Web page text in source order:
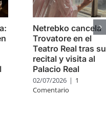
Netrebko cancela
Trovatore en el
Teatro Real tras su
recital y visita al
Palacio Real
02/07/2026 | 1
Comentario